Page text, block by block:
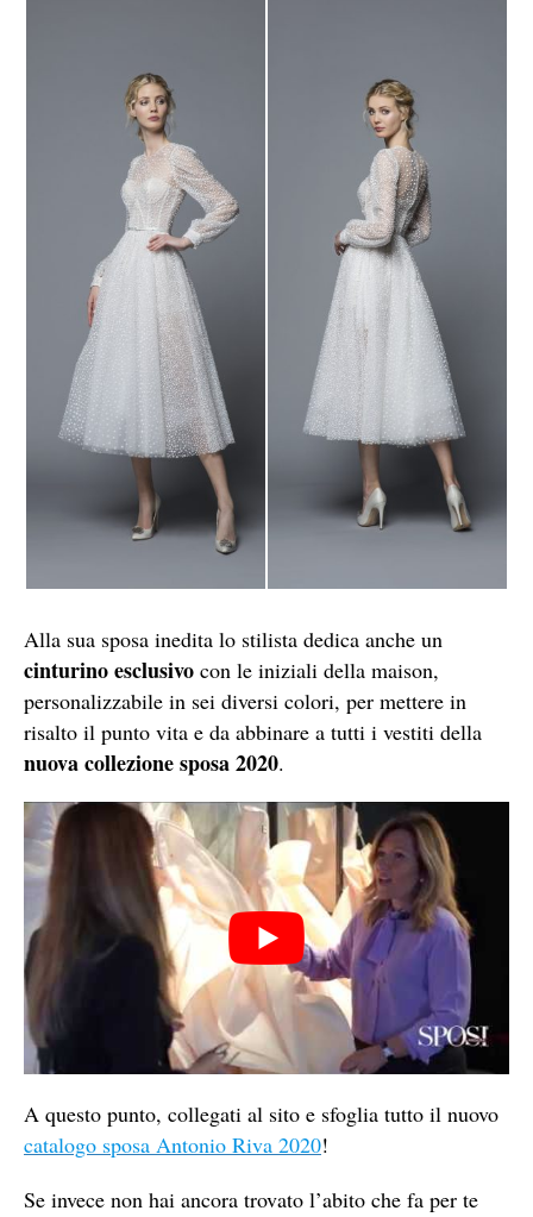
Alla sua sposa inedita lo stilista dedica anche un
cinturino esclusivo con le iniziali della maison,
personalizzabile in sei diversi colori, per mettere in
risalto il punto vita e da abbinare a tutti i vestiti della
nuova collezione sposa 2020.
A questo punto, collegati al sito e sfoglia tutto il nuovo
catalogo sposa Antonio Riva 2020!
Se invece non hai ancora trovato l’abito che fa per te